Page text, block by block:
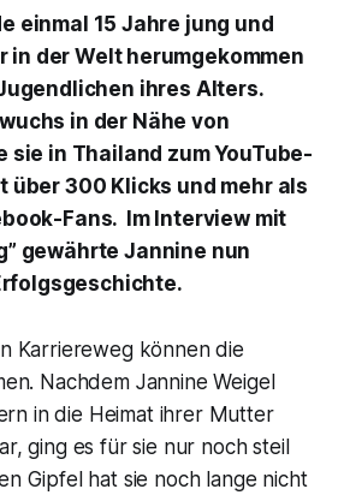
einmal 15 Jahre jung und
in der Welt herumgekommen
ihres Alters.
in der Nähe von
sie in Thailand zum YouTube-
über 300 Klicks und mehr als
Fans. Im Interview mit
gewährte Jannine nun
Karriereweg können die
Nachdem Jannine Weigel
in die Heimat ihrer Mutter
ging es für sie nur noch steil
Gipfel hat sie noch lange nicht